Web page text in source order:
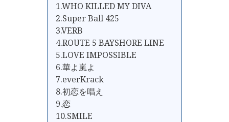
1.WHO KILLED MY DIVA
2.Super Ball 425
3.VERB
4.ROUTE 5 BAYSHORE LINE
5.LOVE IMPOSSIBLE
6.華よ嵐よ
7.everKrack
8.初恋を唱え
9.恋
10.SMILE